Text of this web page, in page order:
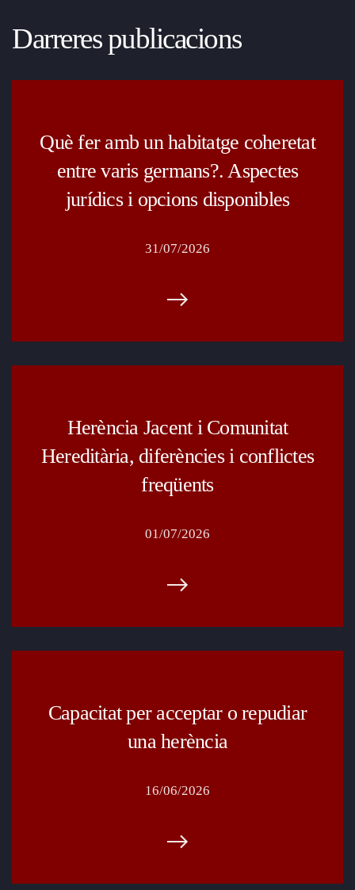
Darreres publicacions
Què fer amb un habitatge coheretat
entre varis germans?. Aspectes
jurídics i opcions disponibles
31/07/2026
Herència Jacent i Comunitat
Hereditària, diferències i conflictes
freqüents
01/07/2026
Capacitat per acceptar o repudiar
una herència
16/06/2026